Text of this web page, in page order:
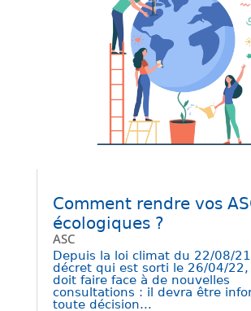
Comment rendre vos
écologiques ?
ASC
Depuis la loi climat du 22/08/
décret qui est sorti le 26/04/22,
doit faire face à de nouvelles
consultations : il devra être
toute décision...